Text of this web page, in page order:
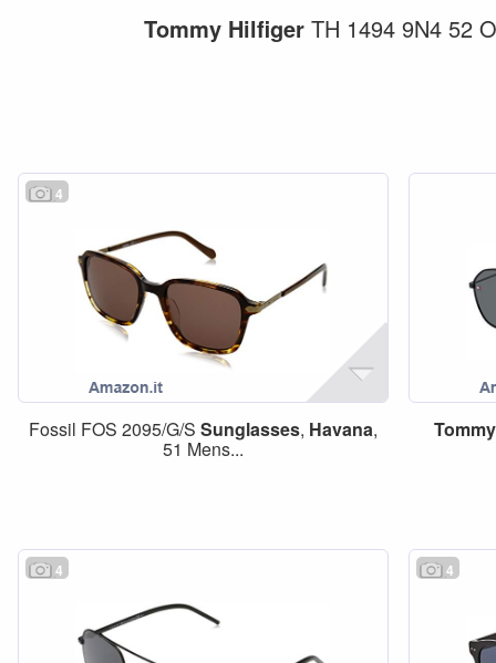
Tommy Hilfiger TH 1494 9N4 52
4
Fossil FOS 2095/G/S Sunglasses, Havana,
51 Mens...
Tommy
4 4